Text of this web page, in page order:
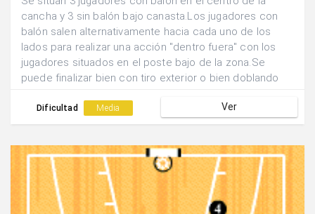
cancha y 3 sin balón bajo canasta.Los jugadores con
balón salen alternativamente hacia cada uno de los
lados para realizar una acción "dentro fuera" con los
jugadores situados en el poste bajo de la zona.Se
puede finalizar bien con tiro exterior o bien doblando
pivot.Los pivots rotan las posiciones cada vez que
hacen una acción.A un tiempo determinado se cambian
Dificultad Media Ver